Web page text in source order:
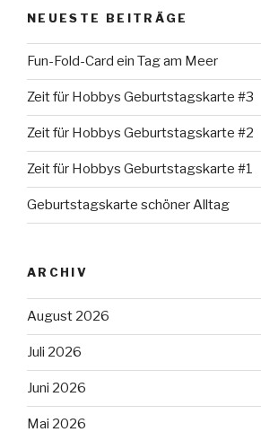
NEUESTE BEITRÄGE
Fun-Fold-Card ein Tag am Meer
Zeit für Hobbys Geburtstagskarte #3
Zeit für Hobbys Geburtstagskarte #2
Zeit für Hobbys Geburtstagskarte #1
Geburtstagskarte schöner Alltag
ARCHIV
August 2026
Juli 2026
Juni 2026
Mai 2026